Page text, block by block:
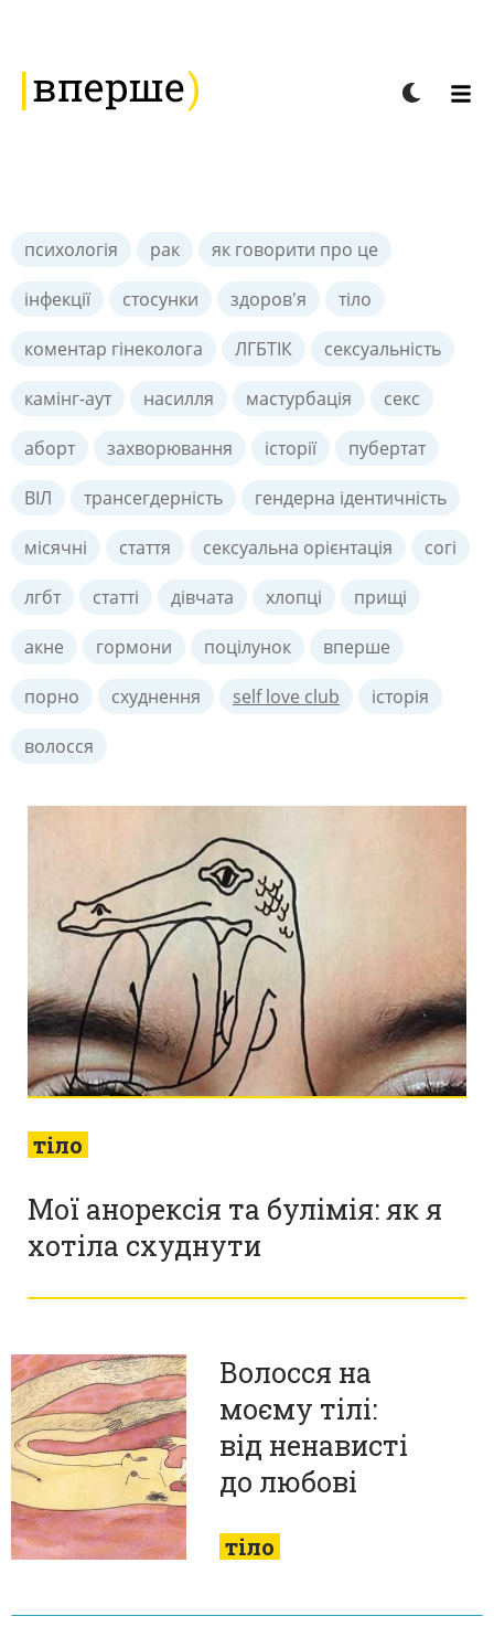
тіло
Мої анорексія та булімія: як я
хотіла схуднути
тіло
Волосся на
моєму тілі:
від ненависті
до любові
психологія рак як говорити про це
інфекції стосунки здоров'я тіло
коментар гінеколога ЛГБТІК сексуальність
камінг-аут насилля мастурбація секс
аборт захворювання історії пубертат
ВІЛ трансегдерність гендерна ідентичність
місячні стаття сексуальна орієнтація согі
лгбт статті дівчата хлопці прищі
акне гормони поцілунок вперше
порно схуднення self love club історія
волосся